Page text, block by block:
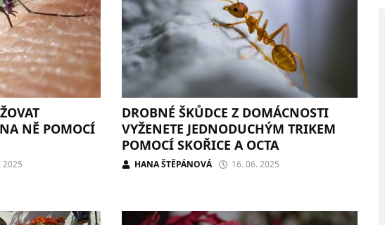
NĚ POMOCÍ
2025
DROBNÉ ŠKŮDCE Z DOMÁCNOSTI
VYŽENETE JEDNODUCHÝM TRIKEM
POMOCÍ SKOŘICE A OCTA
HANA ŠTĚPÁNOVÁ 16. 06. 2025